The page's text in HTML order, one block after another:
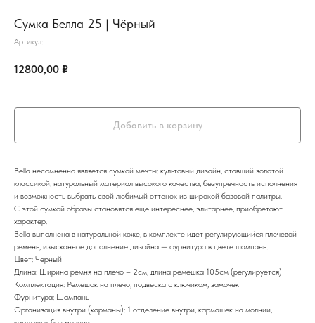
Сумка Белла 25 | Чёрный
Артикул:
12800,00 ₽
Добавить в корзину
Bella несомненно является сумкой мечты: культовый дизайн, ставший золотой
классикой, натуральный материал высокого качества, безупречность исполнения
и возможность выбрать свой любимый оттенок из широкой базовой палитры.
С этой сумкой образы становятся еще интереснее, элитарнее, приобретают
характер.
Bella выполненa в натуральной коже, в комплекте идет регулирующийся плечевой
ремень, изысканное дополнение дизайна — фурнитура в цвете шампань.
Цвет: Черный
Длина: Ширина ремня на плечо – 2см, длина ремешка 105см (регулируется)
Комплектация: Ремешок на плечо, подвеска с ключиком, замочек
Фурнитура: Шампань
Организация внутри (карманы): 1 отделение внутри, кармашек на молнии,